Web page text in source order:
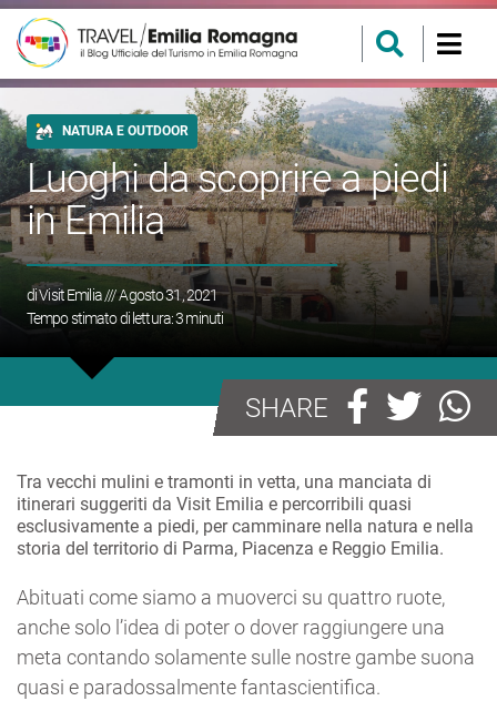
NATURA E OUTDOOR
Luoghi da scoprire a piedi
in Emilia
diVisit Emilia/// Agosto 31, 2021
Tempo stimato di lettura:3minuti
SHARE
Tra vecchi mulini e tramonti in vetta, una manciata di
itinerari suggeriti da Visit Emilia e percorribili quasi
esclusivamente a piedi, per camminare nella natura e nella
storia del territorio di Parma, Piacenza e Reggio Emilia.
Abituati come siamo a muoverci su quattro ruote,
anche solo l’idea di poter o dover raggiungere una
meta contando solamente sulle nostre gambe suona
quasi e paradossalmente fantascientifica.